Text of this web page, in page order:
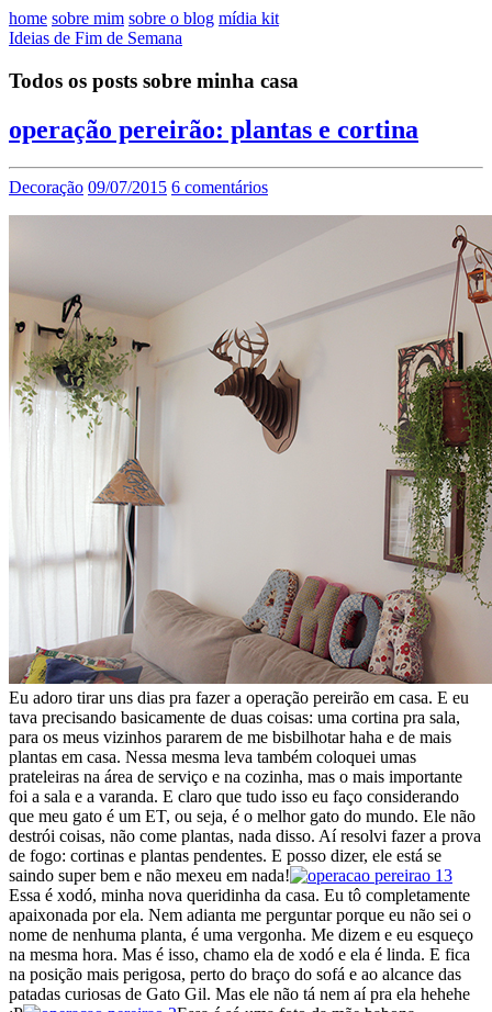
home sobre mim sobre o blog mídia kit
Ideias de Fim de Semana
Todos os posts sobre minha casa
operação pereirão: plantas e cortina
Decoração 09/07/2015 6 comentários
Eu adoro tirar uns dias pra fazer a operação pereirão em casa. E eu
tava precisando basicamente de duas coisas: uma cortina pra sala,
para os meus vizinhos pararem de me bisbilhotar haha e de mais
plantas em casa. Nessa mesma leva também coloquei umas
prateleiras na área de serviço e na cozinha, mas o mais importante
foi a sala e a varanda. E claro que tudo isso eu faço considerando
que meu gato é um ET, ou seja, é o melhor gato do mundo. Ele não
destrói coisas, não come plantas, nada disso. Aí resolvi fazer a prova
de fogo: cortinas e plantas pendentes. E posso dizer, ele está se
saindo super bem e não mexeu em nada!
Essa é xodó, minha nova queridinha da casa. Eu tô completamente
apaixonada por ela. Nem adianta me perguntar porque eu não sei o
nome de nenhuma planta, é uma vergonha. Me dizem e eu esqueço
na mesma hora. Mas é isso, chamo ela de xodó e ela é linda. E fica
na posição mais perigosa, perto do braço do sofá e ao alcance das
patadas curiosas de Gato Gil. Mas ele não tá nem aí pra ela hehehe